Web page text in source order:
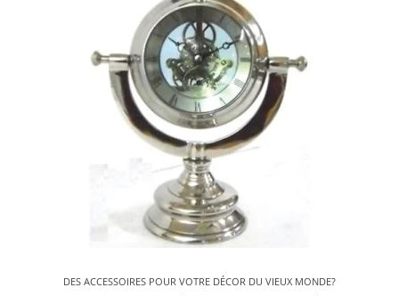
DES ACCESSOIRES POUR VOTRE DÉCOR DU VIEUX MONDE?